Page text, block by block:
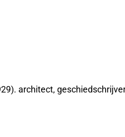
architect,